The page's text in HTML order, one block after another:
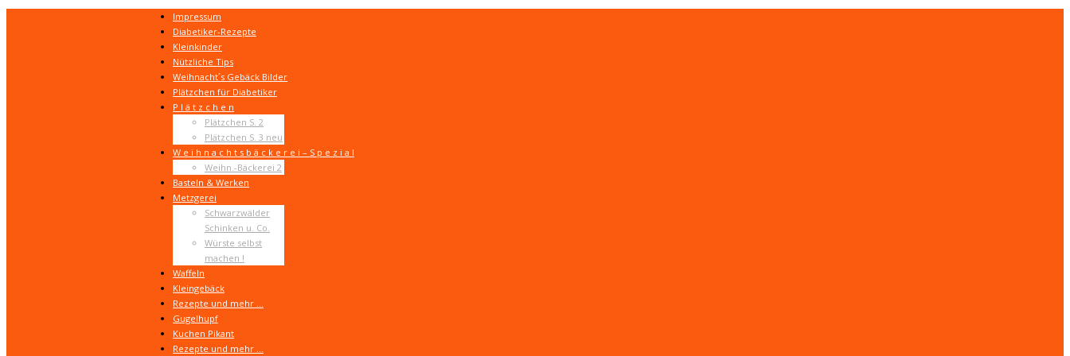
Impressum
Diabetiker-Rezepte
Kleinkinder
Nützliche Tips
Weihnacht´s Gebäck Bilder
Plätzchen für Diabetiker
P l ä t z c h e n
Plätzchen S. 2
Plätzchen S. 3 neu
W e i h n a c h t s b ä c k e r e i – S p e z i a l
Weihn.-Bäckerei 2
Basteln & Werken
Metzgerei
Schwarzwälder
Schinken u. Co.
Würste selbst
machen !
Waffeln
Kleingebäck
Rezepte und mehr …
Gugelhupf
Kuchen Pikant
Rezepte und mehr …